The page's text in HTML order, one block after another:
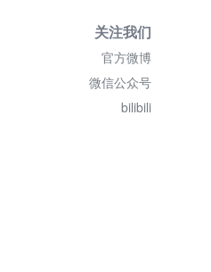
关注我们
官方微博
微信公众号
bilibili